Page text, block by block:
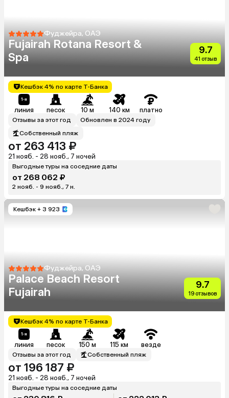
Фуджейра, ОАЭ
Fujairah Rotana Resort &
Spa
9.7
41 отзыв
Кешбэк 4% по карте Т-Банка
линия песок 10 м 140 км платно
Отзывы за этот год
Обновлен в 2024 году
Собственный пляж
от 263 413 ₽
21 нояб. - 28 нояб., 7 ночей
Выгодные туры на соседние даты
от 268 062 ₽
2 нояб. - 9 нояб., 7 н.
Кешбэк + 3 923
Фуджейра, ОАЭ
Palace Beach Resort
Fujairah
9.7
19 отзывов
Кешбэк 4% по карте Т-Банка
линия песок 150 м 115 км везде
Отзывы за этот год Собственный пляж
от 196 187 ₽
21 нояб. - 28 нояб., 7 ночей
Выгодные туры на соседние даты